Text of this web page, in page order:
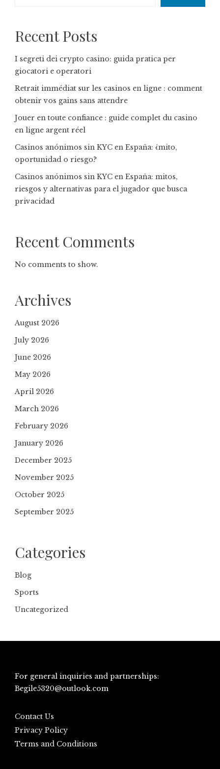
Recent Posts
I segreti dei crypto casino: guida pratica per
giocatori e operatori
Retrait immédiat sur les casinos en ligne : comment
obtenir vos gains sans attendre
Jouer en toute confiance : guide complet du casino
en ligne argent réel
Casinos anónimos sin KYC en España: ¿mito,
oportunidad o riesgo?
Casinos anónimos sin KYC en España: mitos,
riesgos y alternativas para el jugador que busca
privacidad
Recent Comments
No comments to show.
Archives
August 2026
July 2026
June 2026
May 2026
April 2026
March 2026
February 2026
January 2026
December 2025
November 2025
October 2025
September 2025
Categories
Blog
Sports
Uncategorized
For general inquiries and partnerships:
Begile5320@outlook.com
Contact Us
Privacy Policy
Terms and Conditions